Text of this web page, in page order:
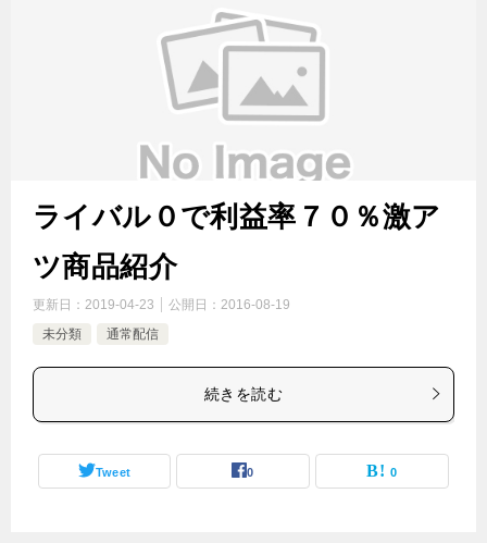
ライバル０で利益率７０％激ア
ツ商品紹介
更新日： 2019-04-23 公開日： 2016-08-19
未分類
通常配信
続きを読む
Tweet 0 0